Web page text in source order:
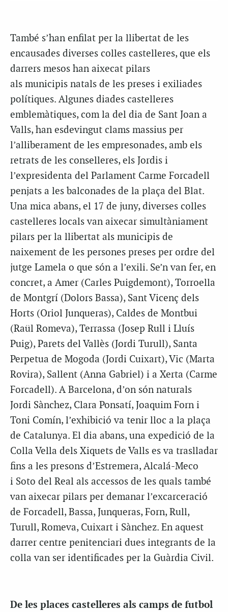
També s’han enfilat per la llibertat de les
encausades diverses colles castelleres, que els
darrers mesos han aixecat pilars
als municipis natals de les preses i exiliades
polítiques. Algunes diades castelleres
emblemàtiques, com la del dia de Sant Joan a
Valls, han esdevingut clams massius per
l’alliberament de les empresonades, amb els
retrats de les conselleres, els Jordis i
l’expresidenta del Parlament Carme Forcadell
penjats a les balconades de la plaça del Blat.
Una mica abans, el 17 de juny, diverses colles
castelleres locals van aixecar simultàniament
pilars per la llibertat als municipis de
naixement de les persones preses per ordre del
jutge Lamela o que són a l’exili. Se’n van fer, en
concret, a Amer (Carles Puigdemont), Torroella
de Montgrí (Dolors Bassa), Sant Vicenç dels
Horts (Oriol Junqueras), Caldes de Montbui
(Raül Romeva), Terrassa (Josep Rull i Lluís
Puig), Parets del Vallès (Jordi Turull), Santa
Perpetua de Mogoda (Jordi Cuixart), Vic (Marta
Rovira), Sallent (Anna Gabriel) i a Xerta (Carme
Forcadell). A Barcelona, d’on són naturals
Jordi Sànchez, Clara Ponsatí, Joaquim Forn i
Toni Comín, l’exhibició va tenir lloc a la plaça
de Catalunya. El dia abans, una expedició de la
Colla Vella dels Xiquets de Valls es va traslladar
fins a les presons d’Estremera, Alcalá-Meco
i Soto del Real als accessos de les quals també
van aixecar pilars per demanar l’excarceració
de Forcadell, Bassa, Junqueras, Forn, Rull,
Turull, Romeva, Cuixart i Sànchez. En aquest
darrer centre penitenciari dues integrants de la
colla van ser identificades per la Guàrdia Civil.
De les places castelleres als camps de futbol